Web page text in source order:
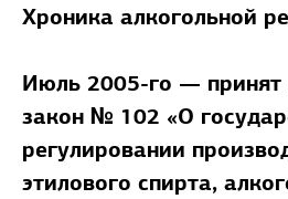
Хроника алкогольной
Июль 2005-го — принят
закон № 102 «О
регулировании
этилового спирта,